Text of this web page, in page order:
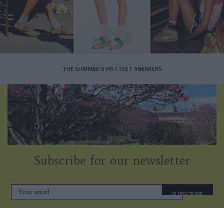
THE SUMMER’S HOTTEST SNEAKERS
Subscribe for our newsletter
SUBSCRIBE